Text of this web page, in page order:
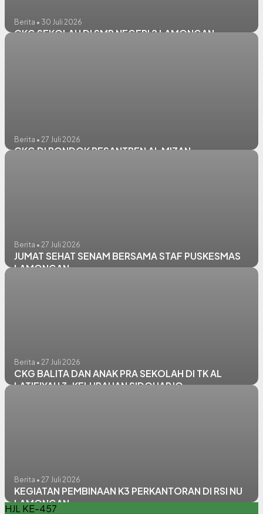
Berita • 30 Juli 2026
CKG SEKOLAH DI SMP NEGERI 2 LAMONGAN
Berita • 27 Juli 2026
CKG DI PONDOK PESANTREN AL MIZAN
Berita • 27 Juli 2026
JUMAT SEHAT SENAM BERSAMA STAF PUSKESMAS
LAMONGAN
Berita • 27 Juli 2026
CKG BALITA DAN ANAK PRA SEKOLAH DI TK AL
LATIFIYAH 3, KELURAHAN SIDOHARJO
Berita • 27 Juli 2026
KEGIATAN PEMBINAAN K3 PERKANTORAN DI RSI NU
LAMONGAN
HJL KE-457